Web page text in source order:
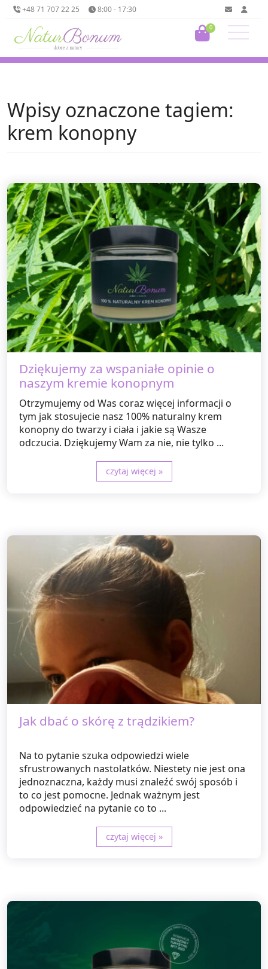
+48 71 707 22 25 8:00 - 17:30
0
Wpisy oznaczone tagiem:
krem konopny
Dziękujemy za wspaniałe opinie o
naszym kremie konopnym
Otrzymujemy od Was coraz więcej informacji o
tym jak stosujecie nasz 100% naturalny krem
konopny do twarzy i ciała i jakie są Wasze
odczucia. Dziękujemy Wam za nie, nie tylko ...
czytaj więcej »
Jak dbać o skórę z trądzikiem?
Na to pytanie szuka odpowiedzi wiele
sfrustrowanych nastolatków. Niestety nie jest ona
jednoznaczna, każdy musi znaleźć swój sposób i
to co jest pomocne. Jednak ważnym jest
odpowiedzieć na pytanie co to ...
czytaj więcej »